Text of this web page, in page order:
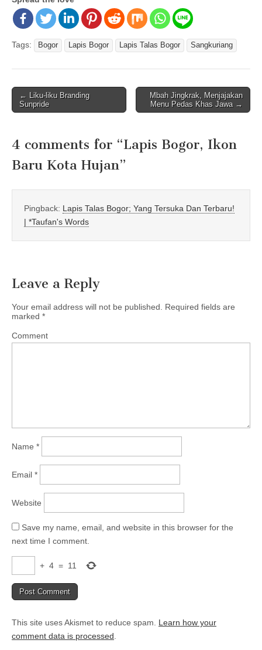
Tags: Bogor Lapis Bogor Lapis Talas Bogor Sangkuriang
Post navigation
← Liku-liku Branding
Sunpride
Mbah Jingkrak, Menjajakan
Menu Pedas Khas Jawa →
4 comments for “Lapis Bogor, Ikon
Baru Kota Hujan”
Pingback: Lapis Talas Bogor; Yang Tersuka Dan Terbaru!
| *Taufan's Words
Leave a Reply
Your email address will not be published. Required fields are
marked *
Comment
Name *
Email *
Website
Save my name, email, and website in this browser for the
next time I comment.
+ 4 = 11
This site uses Akismet to reduce spam. Learn how your
comment data is processed.